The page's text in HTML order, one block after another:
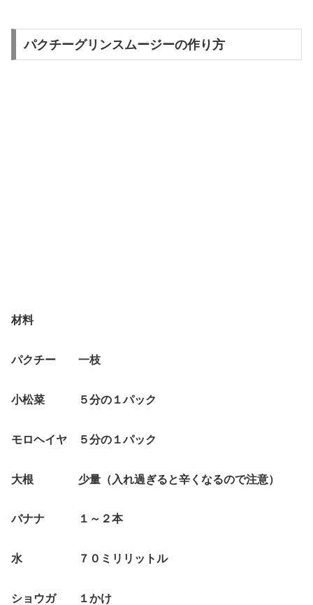
パクチーグリンスムージーの作り方
材料
パクチー 一枝
小松菜 ５分の１パック
モロヘイヤ ５分の１パック
大根 少量（入れ過ぎると辛くなるので注意）
バナナ １～２本
水 ７０ミリリットル
ショウガ １かけ